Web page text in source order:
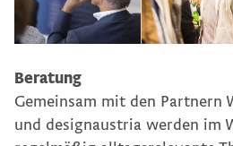
Beratung
Gemeinsam mit den Partnern
und designaustria werden im